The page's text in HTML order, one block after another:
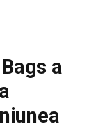
a